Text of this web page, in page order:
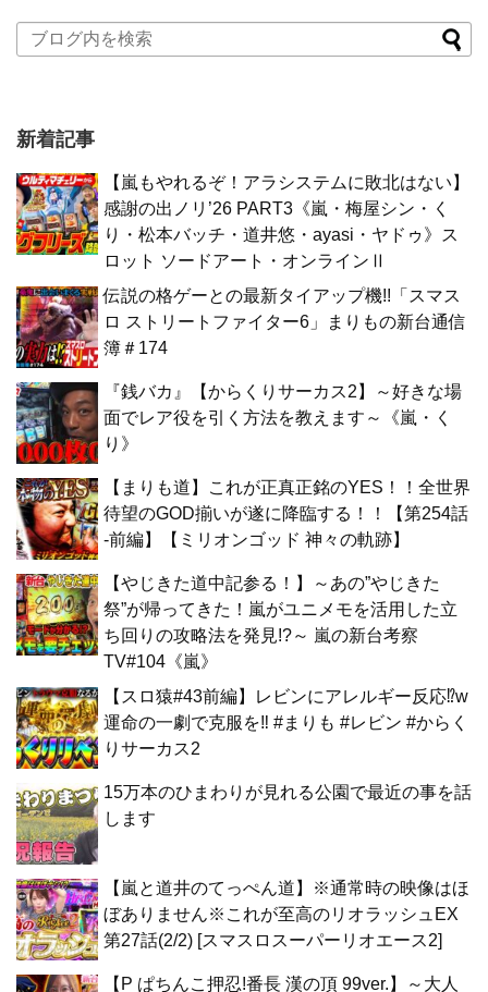
新着記事
【嵐もやれるぞ！アラシステムに敗北はない】
感謝の出ノリ’26 PART3《嵐・梅屋シン・く
り・松本バッチ・道井悠・ayasi・ヤドゥ》ス
ロット ソードアート・オンラインⅡ
伝説の格ゲーとの最新タイアップ機!!「スマス
ロ ストリートファイター6」まりもの新台通信
簿＃174
『銭バカ』【からくりサーカス2】～好きな場
面でレア役を引く方法を教えます～《嵐・く
り》
【まりも道】これが正真正銘のYES！！全世界
待望のGOD揃いが遂に降臨する！！【第254話
-前編】【ミリオンゴッド 神々の軌跡】
【やじきた道中記参る！】～あの”やじきた
祭”が帰ってきた！嵐がユニメモを活用した立
ち回りの攻略法を発見!?～ 嵐の新台考察
TV#104《嵐》
【スロ猿#43前編】レビンにアレルギー反応⁉w
運命の一劇で克服を‼ #まりも #レビン #からく
りサーカス2
15万本のひまわりが見れる公園で最近の事を話
します
【嵐と道井のてっぺん道】※通常時の映像はほ
ぼありません※これが至高のリオラッシュEX
第27話(2/2) [スマスロスーパーリオエース2]
【P ぱちんこ押忍!番長 漢の頂 99ver.】～大人